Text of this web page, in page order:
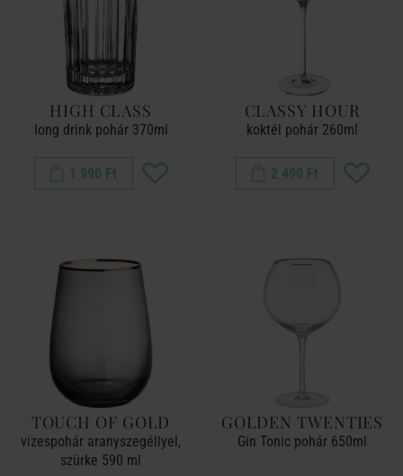
HIGH CLASS
long drink pohár 370ml
1 990 Ft
CLASSY HOUR
koktél pohár 260ml
2 490 Ft
TOUCH OF GOLD
vizespohár aranyszegéllyel,
szürke 590 ml
GOLDEN TWENTIES
Gin Tonic pohár 650ml